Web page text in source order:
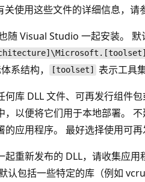
关使用这些文件的详细信息，请
随 Visual Studio 一起安装。
系结构， [toolset] 表示工具
何库 DLL 文件、可再发行组件
，以便将它们用于本地部署。
应用程序。 最好选择使用可再
重新发布的 DLL，请收集应
认包括一些特定的库（例如